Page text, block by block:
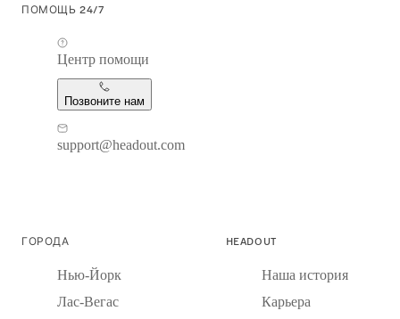
ПОМОЩЬ 24/7
Центр помощи
Позвоните нам
support@headout.com
ГОРОДА
Нью-Йорк
Лас-Вегас
HEADOUT
Наша история
Карьера